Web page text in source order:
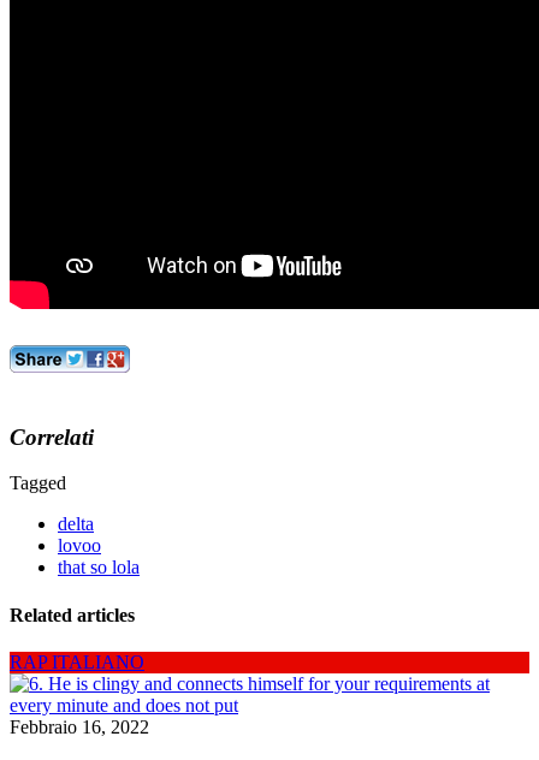
Correlati
Tagged
delta
lovoo
that so lola
Related articles
RAP ITALIANO
Febbraio 16, 2022